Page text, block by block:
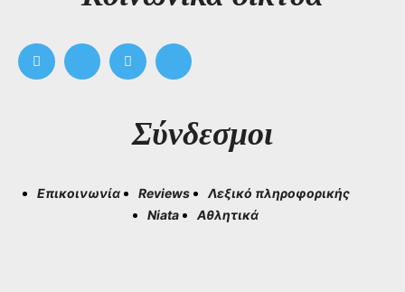
Σύνδεσμοι
Επικοινωνία Reviews
Λεξικό πληροφορικής
Niata
Αθλητικά